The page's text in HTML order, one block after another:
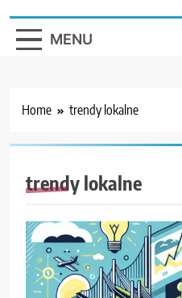
MENU
Home trendy lokalne
trendy lokalne